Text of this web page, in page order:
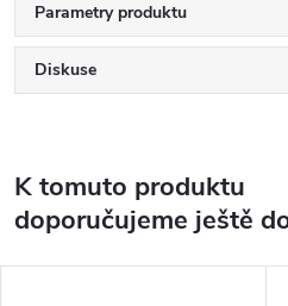
Parametry produktu
Diskuse
K tomuto produktu
doporučujeme ještě